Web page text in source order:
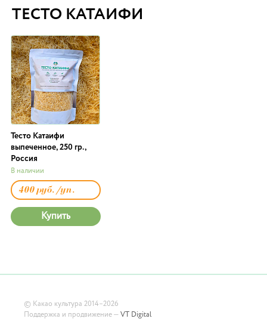
ТЕСТО КАТАИФИ
Тесто Катаифи
выпеченное, 250 гр.,
Россия
В наличии
400 руб./уп.
Купить
© Какао культура 2014–2026
Поддержка и продвижение — VT Digital